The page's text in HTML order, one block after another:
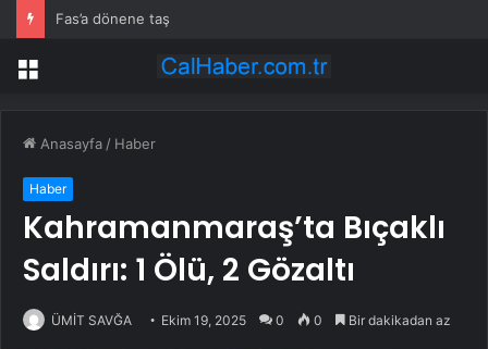
Fas’a dönene taş
Menü
Anasayfa / Haber
Haber
Kahramanmaraş’ta Bıçaklı
Saldırı: 1 Ölü, 2 Gözaltı
ÜMİT SAVĞA Ekim 19, 2025 0 0 Bir dakikadan az